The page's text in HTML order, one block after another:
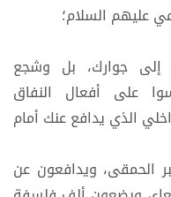
عليهم السلام؛
إلى جوارك، بل وشجع
على أفعال النفاق
الذي يدافع عنك أمام
الحمقى، ويدافعون عن